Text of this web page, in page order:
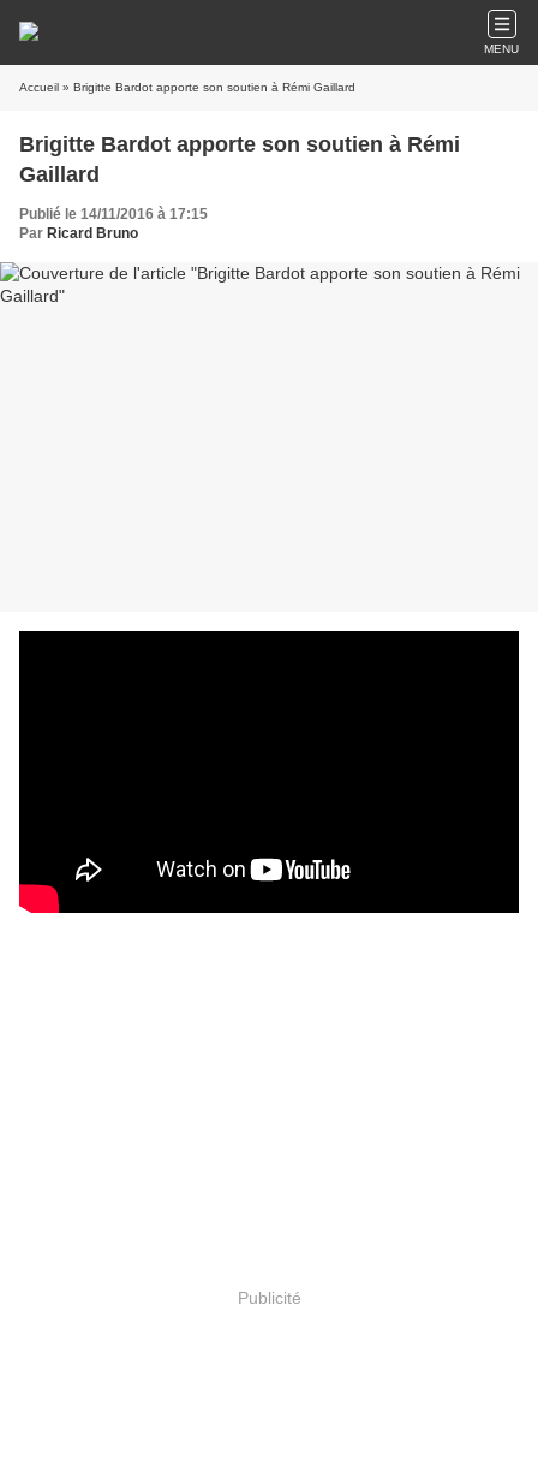
MENU
Accueil » Brigitte Bardot apporte son soutien à Rémi Gaillard
Brigitte Bardot apporte son soutien à Rémi
Gaillard
Publié le 14/11/2016 à 17:15
Par Ricard Bruno
Publicité